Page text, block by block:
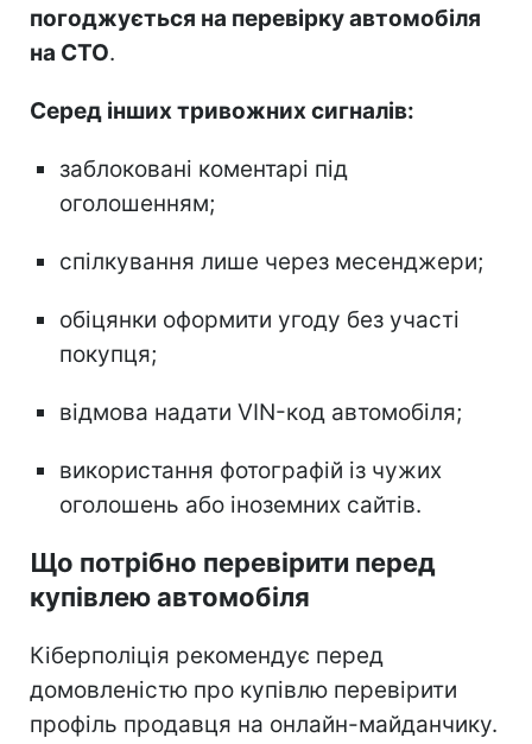
погоджується на перевірку автомобіля
на СТО.
Серед інших тривожних сигналів:
заблоковані коментарі під
оголошенням;
спілкування лише через месенджери;
обіцянки оформити угоду без участі
покупця;
відмова надати VIN-код автомобіля;
використання фотографій із чужих
оголошень або іноземних сайтів.
Що потрібно перевірити перед
купівлею автомобіля
Кіберполіція рекомендує перед
домовленістю про купівлю перевірити
профіль продавця на онлайн-майданчику.